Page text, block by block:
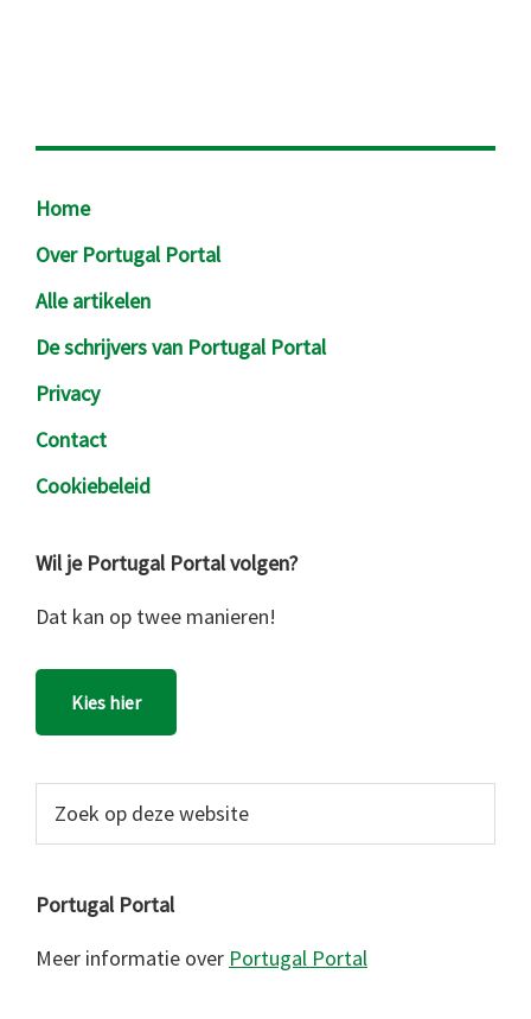
Footer
Home
Over Portugal Portal
Alle artikelen
De schrijvers van Portugal Portal
Privacy
Contact
Cookiebeleid
Wil je Portugal Portal volgen?
Dat kan op twee manieren!
Kies hier
website
Portugal Portal
Meer informatie over Portugal Portal